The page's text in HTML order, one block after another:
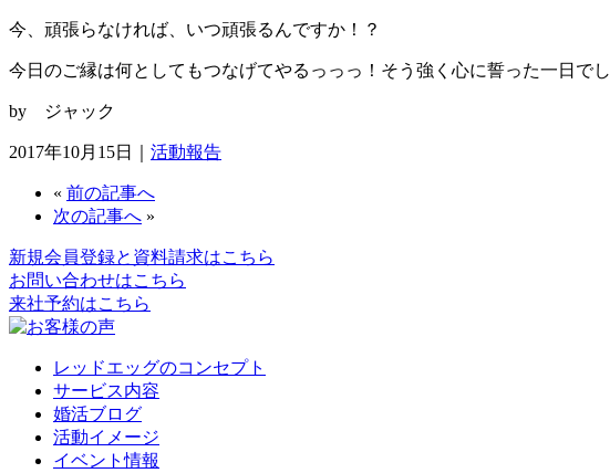
今、頑張らなければ、いつ頑張るんですか！？
今日のご縁は何としてもつなげてやるっっっ！そう強く心に誓った一日で
by ジャック
2017年10月15日｜ 活動報告
« 前の記事へ
次の記事へ »
新規会員登録と資料請求はこちら
お問い合わせはこちら
来社予約はこちら
レッドエッグのコンセプト
サービス内容
婚活ブログ
活動イメージ
イベント情報